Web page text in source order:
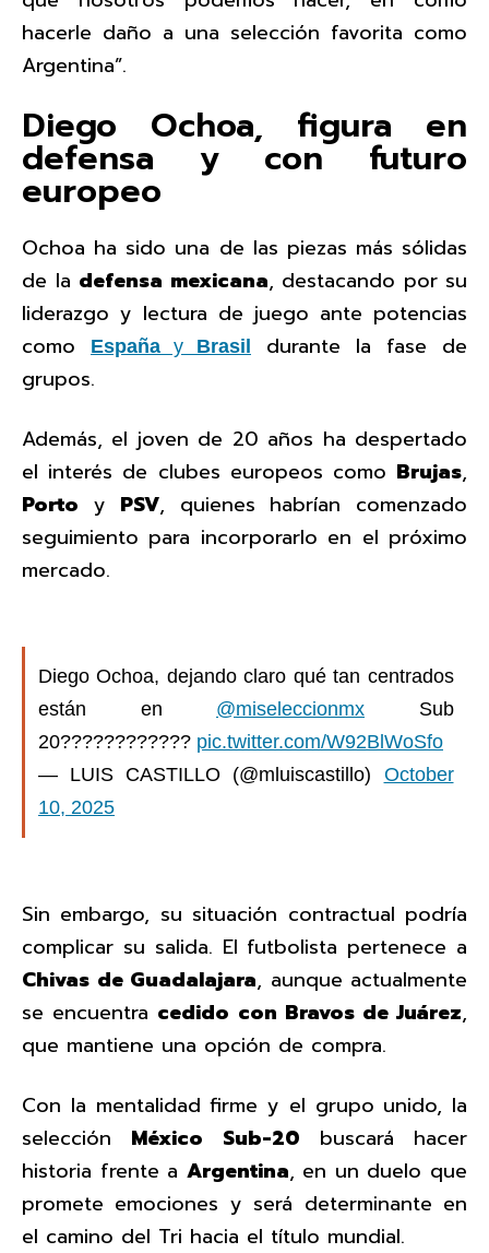
hacerle daño a una selección favorita como
Argentina”.
Diego Ochoa, figura en
defensa y con futuro
europeo
Ochoa ha sido una de las piezas más sólidas
de la defensa mexicana, destacando por su
liderazgo y lectura de juego ante potencias
como
España y Brasil
durante la fase de
grupos.
Además, el joven de 20 años ha despertado
el interés de clubes europeos como Brujas,
Porto y PSV, quienes habrían comenzado
seguimiento para incorporarlo en el próximo
mercado.
Diego Ochoa, dejando claro qué tan centrados
están en @miseleccionmx Sub
20???????????? pic.twitter.com/W92BlWoSfo
— LUIS CASTILLO (@mluiscastillo) October
10, 2025
Sin embargo, su situación contractual podría
complicar su salida. El futbolista pertenece a
Chivas de Guadalajara, aunque actualmente
se encuentra cedido con Bravos de Juárez,
que mantiene una opción de compra.
Con la mentalidad firme y el grupo unido, la
selección México Sub-20 buscará hacer
historia frente a Argentina, en un duelo que
promete emociones y será determinante en
el camino del Tri hacia el título mundial.